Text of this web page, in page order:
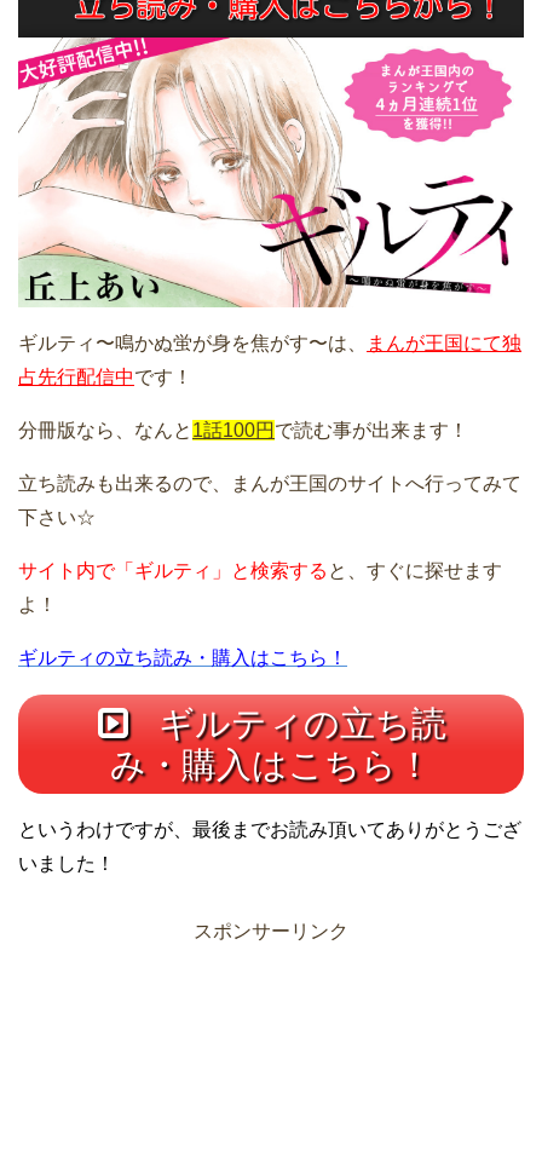
ギルティ〜鳴かぬ蛍が身を焦がす〜は、
まんが王国にて独
占先行配信中です！
分冊版なら、なんと 1話100円 で読む事が出来ます！
立ち読みも出来るので、まんが王国のサイトへ行ってみて
下さい☆
サイト内で「ギルティ」と検索する と、すぐに探せます
よ！
ギルティの立ち読み・購入はこちら！
ギルティの立ち読
み・購入はこちら！
というわけですが、最後までお読み頂いてありがとうござ
いました！
スポンサーリンク